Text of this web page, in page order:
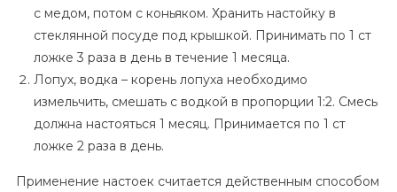
с медом, потом с коньяком. Хранить настойку в
стеклянной посуде под крышкой. Принимать по 1 ст
ложке 3 раза в день в течение 1 месяца.
Лопух, водка – корень лопуха необходимо
измельчить, смешать с водкой в пропорции 1:2. Смесь
должна настояться 1 месяц. Принимается по 1 ст
ложке 2 раза в день.
Применение настоек считается действенным способом